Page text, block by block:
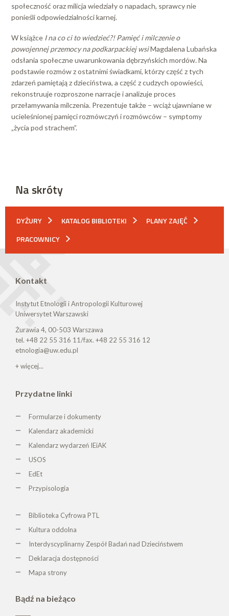
społeczność oraz milicja wiedziały o napadach, sprawcy nie
ponieśli odpowiedzialności karnej.
W książce I na co ci to wiedzieć?!Pamięć i milczenie o
powojennej przemocyna podkarpackiej wsiMagdalena Lubańska
odsłania społeczne uwarunkowania dębrzyńskich mordów. Na
podstawie rozmów z ostatnimi świadkami, którzy część z tych
zdarzeń pamiętają z dzieciństwa, a część z cudzych opowieści,
rekonstruuje rozproszone narracje i analizuje proces
przełamywania milczenia. Prezentuje także – wciąż ujawniane w
ucieleśnionej pamięci rozmówczyń i rozmówców – symptomy
„życia pod strachem”.
Na skróty
DYŻURY KATALOG BIBLIOTEKI
PLANY ZAJĘĆ
PRACOWNICY
Kontakt
Instytut Etnologii i Antropologii Kulturowej
Uniwersytet Warszawski
Żurawia 4, 00-503 Warszawa
tel. +48 22 55 316 11/fax. +48 22 55 316 12
etnologia@uw.edu.pl
+ więcej...
Przydatne linki
Formularze i dokumenty
Kalendarz akademicki
Kalendarz wydarzeń IEiAK
USOS
EdEt
Przypisologia
Biblioteka Cyfrowa PTL
Kultura oddolna
Interdyscyplinarny Zespół Badań nad Dzieciństwem
Deklaracja dostępności
Mapa strony
Bądź na bieżąco